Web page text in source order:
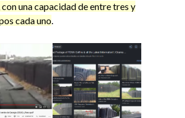
con una capacidad de entre tres y
cada uno.